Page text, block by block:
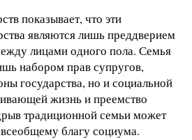
показывает, что эти
являются лишь преддверием
лицами одного пола. Семья
набором прав супругов,
государства, но и социальной
жизнь и преемство
традиционной семьи может
благу социума.